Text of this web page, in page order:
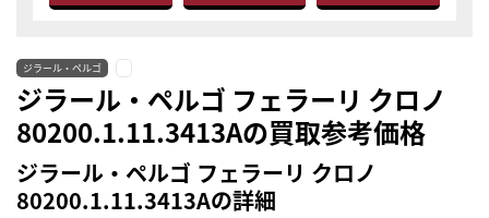
ジラール・ペルゴ
ジラール・ペルゴ フェラーリ クロノ
80200.1.11.3413Aの買取参考価格
ジラール・ペルゴ フェラーリ クロノ
80200.1.11.3413Aの詳細